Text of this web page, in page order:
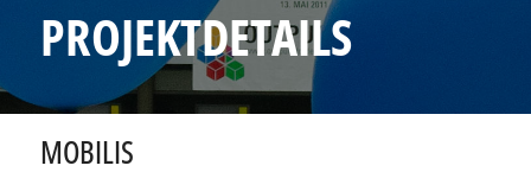
PROJEKTDETAILS
MOBILIS